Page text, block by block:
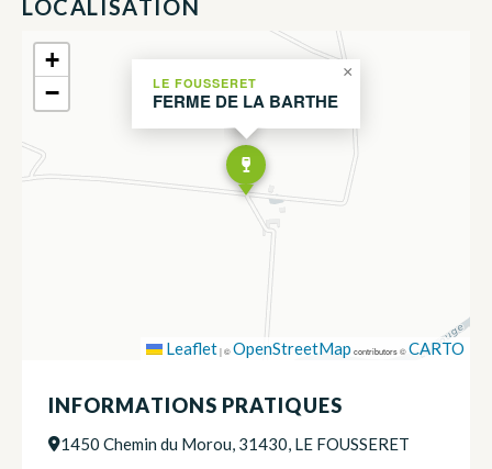
LOCALISATION
LE FOUSSERET
FERME DE LA BARTHE
×
+
−
Leaflet|©OpenStreetMap contributors ©CARTO
INFORMATIONS PRATIQUES
1450 Chemin du Morou, 31430, LE FOUSSERET